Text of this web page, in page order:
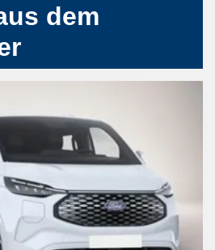
dem